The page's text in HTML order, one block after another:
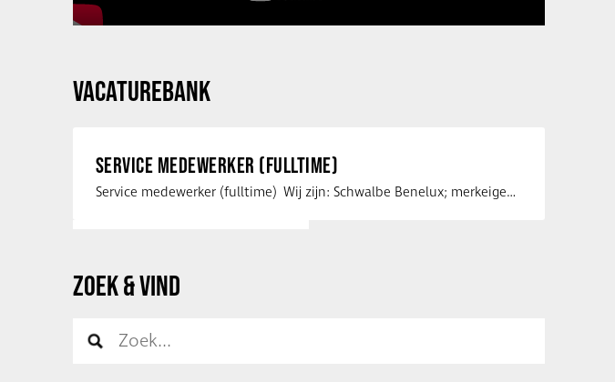
VACATUREBANK
SERVICE MEDEWERKER (FULLTIME)
Service medewerker (fulltime) Wij zijn: Schwalbe Benelux; merkeigenaar, …
ZOEK & VIND